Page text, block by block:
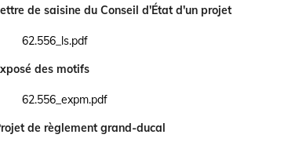
de saisine du Conseil d'État d'un projet
62.556_ls.pdf
Ouvrir le document 62.556_ls.pdf dans un nouvel onglet
des motifs
62.556_expm.pdf
Ouvrir le document 62.556_expm.pdf dans un nouvel onglet
de règlement grand-ducal